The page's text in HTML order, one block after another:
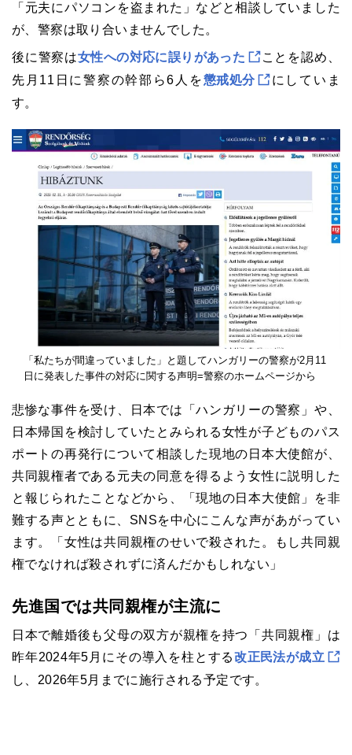
「元夫にパソコンを盗まれた」などと相談していました
が、警察は取り合いませんでした。
後に警察は女性への対応に誤りがあった
ことを認め、
先月11日に警察の幹部ら6人を懲戒処分
にしていま
す。
「私たちが間違っていました」と題してハンガリーの警察が2月11
日に発表した事件の対応に関する声明=警察のホームページから
悲惨な事件を受け、日本では「ハンガリーの警察」や、
日本帰国を検討していたとみられる女性が子どものパス
ポートの再発行について相談した現地の日本大使館が、
共同親権者である元夫の同意を得るよう女性に説明した
と報じられたことなどから、「現地の日本大使館」を非
難する声とともに、SNSを中心にこんな声があがってい
ます。「女性は共同親権のせいで殺された。もし共同親
権でなければ殺されずに済んだかもしれない」
先進国では共同親権が主流に
日本で離婚後も父母の双方が親権を持つ「共同親権」は
昨年2024年5月にその導入を柱とする改正民法が成立
し、2026年5月までに施行される予定です。